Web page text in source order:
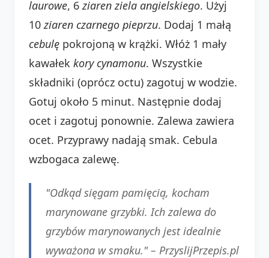
laurowe, 6 ziaren ziela angielskiego. Użyj
10 ziaren czarnego pieprzu. Dodaj 1 małą
cebulę pokrojoną w krążki. Włóż 1 mały
kawałek kory cynamonu. Wszystkie
składniki (oprócz octu) zagotuj w wodzie.
Gotuj około 5 minut. Następnie dodaj
ocet i zagotuj ponownie. Zalewa zawiera
ocet. Przyprawy nadają smak. Cebula
wzbogaca zalewę.
"Odkąd sięgam pamięcią, kocham
marynowane grzybki. Ich zalewa do
grzybów marynowanych jest idealnie
wyważona w smaku." – PrzyslijPrzepis.pl